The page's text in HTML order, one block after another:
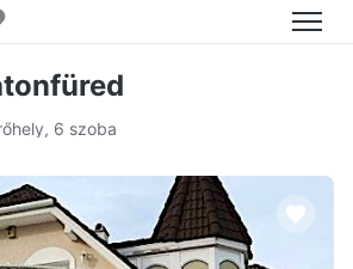
Menü
6 szoba